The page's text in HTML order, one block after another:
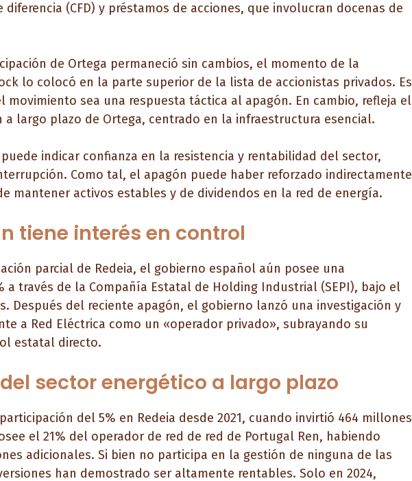
(CFD) y préstamos de acciones, que involucran docenas de
de Ortega permaneció sin cambios, el momento de la
lo colocó en la parte superior de la lista de accionistas privados. Es
movimiento sea una respuesta táctica al apagón. En cambio, refleja el
a largo plazo de Ortega, centrado en la infraestructura esencial.
indicar confianza en la resistencia y rentabilidad del sector,
Como tal, el apagón puede haber reforzado indirectamente
mantener activos estables y de dividendos en la red de energía.
tiene interés en control
parcial de Redeia, el gobierno español aún posee una
a través de la Compañía Estatal de Holding Industrial (SEPI), bajo el
Después del reciente apagón, el gobierno lanzó una investigación y
a Red Eléctrica como un «operador privado», subrayando su
estatal directo.
sector energético a largo plazo
del 5% en Redeia desde 2021, cuando invirtió 464 millones
el 21% del operador de red de red de Portugal Ren, habiendo
adicionales. Si bien no participa en la gestión de ninguna de las
han demostrado ser altamente rentables. Solo en 2024,